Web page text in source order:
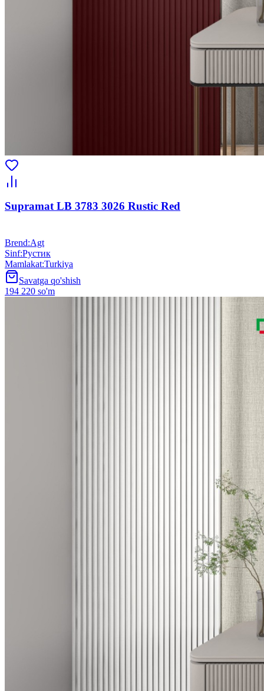
Supramat LB 3783 3026 Rustic Red
Brend:Agt
Sinf:Рустик
Mamlakat:Turkiya
Savatga qo'shish
194 220 so'm